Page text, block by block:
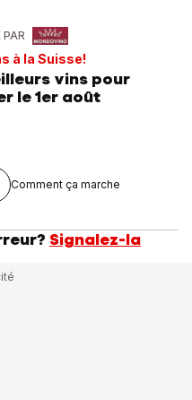
PAR
à la Suisse!
vins pour
le 1er août
Comment ça marche
Signalez-la